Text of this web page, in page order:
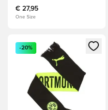
€ 27,95
One Size
Opent een venster om in
-20%